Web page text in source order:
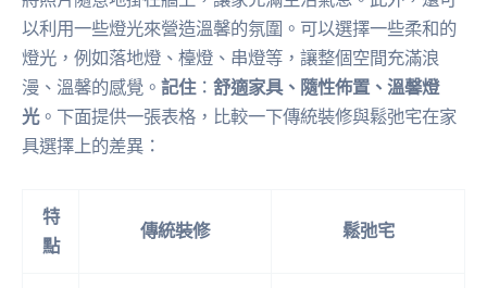
以利用一些燈光來營造溫馨的氛圍。可以選擇一些柔和的
燈光，例如落地燈、檯燈、串燈等，讓整個空間充滿浪
漫、溫馨的感覺。 記住： 舒適家具、隨性佈置、溫馨燈
光。下面提供一張表格，比較一下傳統裝修與鬆弛宅在家
具選擇上的差異：
特
點
傳統裝修 鬆弛宅